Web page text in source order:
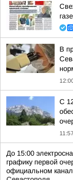
В
С
11:57
До 15:00
графику первой
официальном